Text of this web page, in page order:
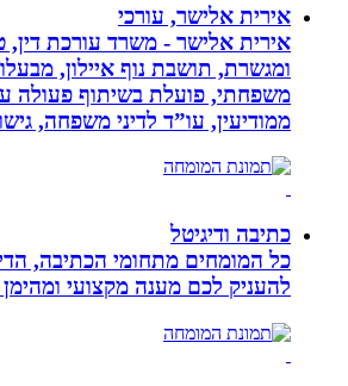
אירית אלישר, עורכי
אירית אלישר - משרד עורכת דין, טוענת
ומגשרת, תושבת נוף איילון, מבעלות
משפחתי, פועלת בשיתוף פעולה עם
ממודיעין, עו”ד לדיני משפחה, גישור
כתיבה ודיגיטל
כל המומחים מתחומי הכתיבה, הדיגיטל
להעניק לכם מענה מקצועי ומהימן